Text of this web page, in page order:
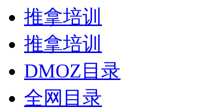
推拿培训
推拿培训
DMOZ目录
全网目录